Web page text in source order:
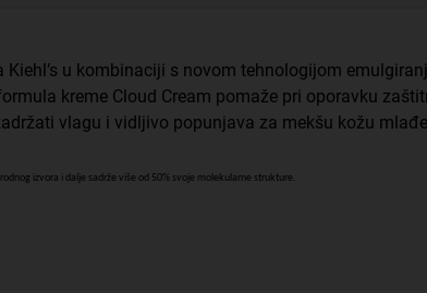
u kombinaciji s novom tehnologijom
kreme Cloud Cream pomaže pri oporavku
vlagu i vidljivo popunjava za mekšu kožu
izvora i dalje sadrže više od 50% svoje molekularne strukture.